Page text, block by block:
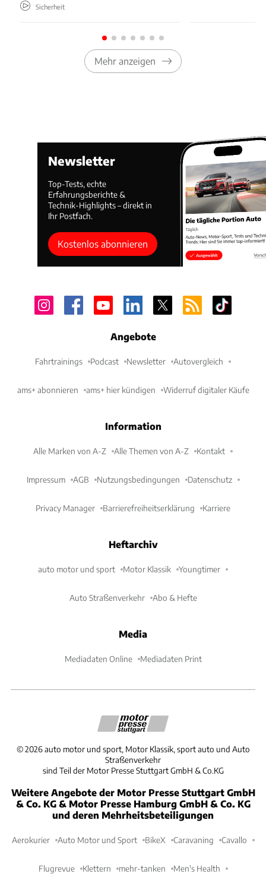
Sicherheit
Mehr anzeigen
Newsletter
Top-Tests, echte
Erfahrungsberichte &
Technik-Highlights – direkt in
Ihr Postfach.
Kostenlos abonnieren
Angebote
Fahrtrainings Podcast Newsletter Autovergleich
ams+ abonnieren ams+ hier kündigen Widerruf digitaler Käufe
Information
Alle Marken von A-Z Alle Themen von A-Z Kontakt
Impressum AGB Nutzungsbedingungen Datenschutz
Privacy Manager Barrierefreiheitserklärung Karriere
Heftarchiv
auto motor und sport Motor Klassik Youngtimer
Auto Straßenverkehr Abo & Hefte
Media
Mediadaten Online Mediadaten Print
©2026 auto motor und sport, Motor Klassik, sport auto und Auto
Straßenverkehr
sind Teil der Motor Presse Stuttgart GmbH & Co.KG
Weitere Angebote der Motor Presse Stuttgart GmbH
& Co. KG & Motor Presse Hamburg GmbH & Co. KG
und deren Mehrheitsbeteiligungen
Aerokurier Auto Motor und Sport BikeX Caravaning Cavallo
Flugrevue Klettern mehr-tanken Men's Health